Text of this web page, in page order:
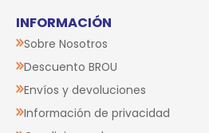
RECIBÍ NUESTRAS